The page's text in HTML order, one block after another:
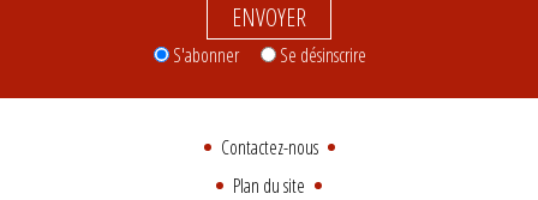
ENVOYER
S'abonner Se désinscrire
Contactez-nous
Plan du site